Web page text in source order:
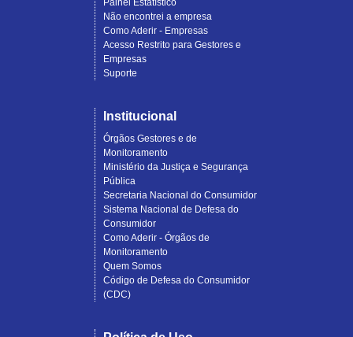
Painel Estatístico
Não encontrei a empresa
Como Aderir - Empresas
Acesso Restrito para Gestores e
Empresas
Suporte
Institucional
Órgãos Gestores e de
Monitoramento
Ministério da Justiça e Segurança
Pública
Secretaria Nacional do Consumidor
Sistema Nacional de Defesa do
Consumidor
Como Aderir - Órgãos de
Monitoramento
Quem Somos
Código de Defesa do Consumidor
(CDC)